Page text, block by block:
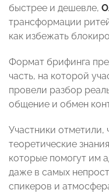
быстрее и дешевле,
трансформации
как избежать
Формат брифинга
часть, на которой
провели разбор
общение и обмен
Участники отметили,
теоретические
которые помогут им
даже в самых
спикеров и